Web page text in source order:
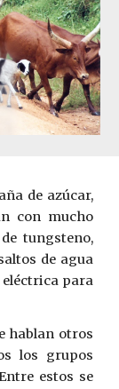
de azúcar,
con mucho
tungsteno,
de agua
para
hablan otros
los grupos
estos se